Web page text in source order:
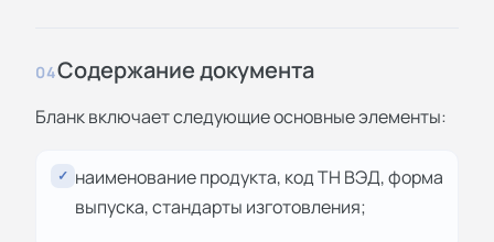
04Содержание документа
Бланк включает следующие основные элементы:
✓ наименование продукта, код ТН ВЭД, форма
выпуска, стандарты изготовления;